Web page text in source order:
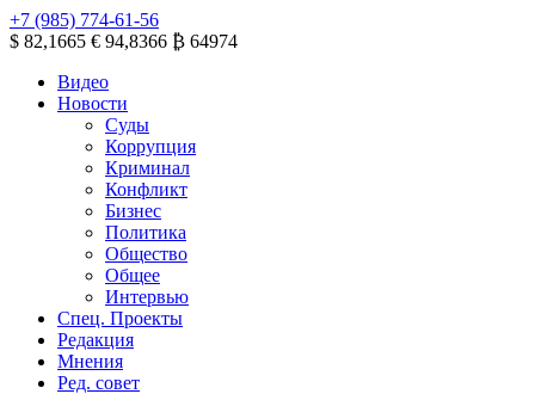
+7 (985) 774-61-56
$ 82,1665 € 94,8366 ₿ 64974
Видео
Новости
Суды
Коррупция
Криминал
Конфликт
Бизнес
Политика
Общество
Общее
Интервью
Спец. Проекты
Редакция
Мнения
Ред. совет